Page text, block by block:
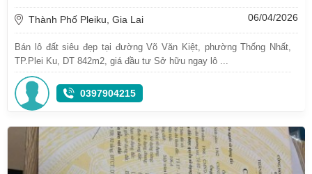
Thành Phố Pleiku, Gia Lai 06/04/2026
Bán lô đất siêu đẹp tại đường Võ Văn Kiệt, phường Thống Nhất,
TP.Plei Ku, DT 842m2, giá đầu tư Sở hữu ngay lô ...
0397904215